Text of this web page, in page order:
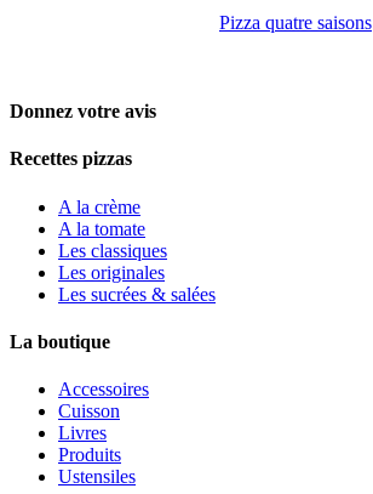
Pizza quatre saisons
Donnez votre avis
Recettes pizzas
A la crème
A la tomate
Les classiques
Les originales
Les sucrées & salées
La boutique
Accessoires
Cuisson
Livres
Produits
Ustensiles